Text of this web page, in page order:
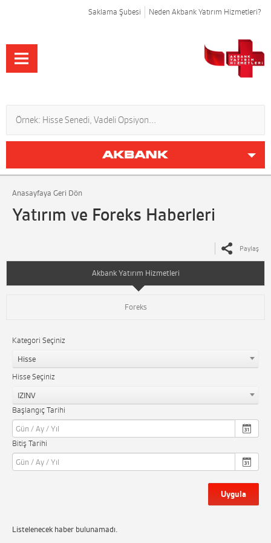
Saklama Şubesi Neden Akbank Yatırım Hizmetleri?
Anasayfaya Geri Dön
Yatırım ve Foreks Haberleri
Paylaş
Akbank Yatırım Hizmetleri
Foreks
Kategori Seçiniz
Hisse
Hisse Seçiniz
IZINV
Başlangıç Tarihi
Bitiş Tarihi
Uygula
Listelenecek haber bulunamadı.